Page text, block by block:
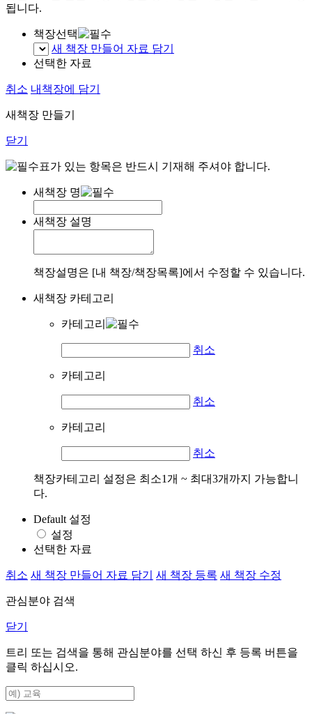
됩니다.
책장선택
새 책장 만들어 자료 담기
선택한 자료
취소 내책장에 담기
새책장 만들기
닫기
표가 있는 항목은 반드시 기재해 주셔야 합니다.
새책장 명
새책장 설명
책장설명은 [내 책장/책장목록]에서 수정할 수 있습니다.
새책장 카테고리
카테고리
취소
카테고리
취소
카테고리
취소
책장카테고리 설정은 최소1개 ~ 최대3개까지 가능합니
다.
Default 설정
설정
선택한 자료
취소 새 책장 만들어 자료 담기 새 책장 등록 새 책장 수정
관심분야 검색
닫기
트리 또는 검색을 통해 관심분야를 선택 하신 후 등록 버튼을
클릭 하십시오.